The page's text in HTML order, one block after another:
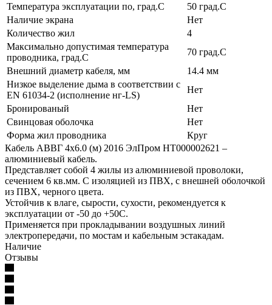
Температура эксплуатации по, град.C
50 град.C
Наличие экрана
Нет
Количество жил
4
Максимально допустимая температура
проводника, град.C
70 град.C
Внешний диаметр кабеля, мм
14.4 мм
Низкое выделение дыма в соответствии с
EN 61034-2 (исполнение нг-LS)
Нет
Бронированый
Нет
Свинцовая оболочка
Нет
Форма жил проводника
Круг
Кабель АВВГ 4х6.0 (м) 2016 ЭлПром НТ000002621 –
алюминиевый кабель.
Представляет собой 4 жилы из алюминиевой проволоки,
сечением 6 кв.мм. С изоляцией из ПВХ, с внешней оболочкой
из ПВХ, черного цвета.
Устойчив к влаге, сырости, сухости, рекомендуется к
эксплуатации от -50 до +50С.
Применяется при прокладывании воздушных линий
электропередачи, по мостам и кабельным эстакадам.
Наличие
Отзывы